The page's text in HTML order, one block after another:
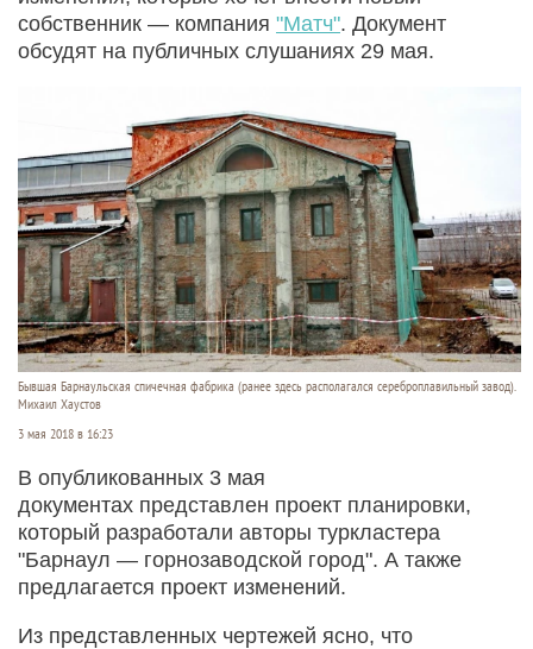
собственник — компания "Матч". Документ
обсудят на публичных слушаниях 29 мая.
Бывшая Барнаульская спичечная фабрика (ранее здесь располагался сереброплавильный завод).
Михаил Хаустов
3 мая 2018 в 16:23
В опубликованных 3 мая
документах представлен проект планировки,
который разработали авторы туркластера
"Барнаул — горнозаводской город". А также
предлагается проект изменений.
Из представленных чертежей ясно, что